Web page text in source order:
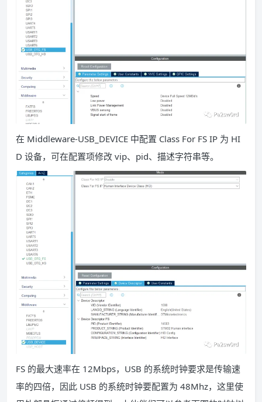
在 Middleware-USB_DEVICE 中配置 Class For FS IP 为 HI
D 设备，可在配置项修改 vip、pid、描述字符串等。
FS 的最大速率在 12Mbps，USB 的系统时钟要求是传输速
率的四倍，因此 USB 的系统时钟要配置为 48Mhz，这里使